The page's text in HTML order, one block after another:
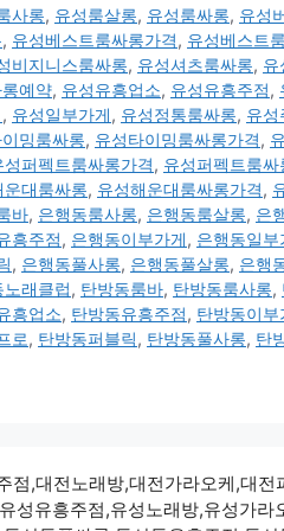
사롱, 유성룸살롱, 유성룸싸롱, 유성
, 유성베스트룸싸롱가격, 유성베스트
비지니스룸싸롱, 유성셔츠룸싸롱, 유
예약, 유성유흥업소, 유성유흥주점,
, 유성일부가게, 유성정통룸싸롱, 유성
밍룸싸롱, 유성타이밍룸싸롱가격,
성퍼펙트룸싸롱가격, 유성퍼펙트룸싸
운대룸싸롱, 유성해운대룸싸롱가격,
바, 은행동룸사롱, 은행동룸살롱, 은
흥주점, 은행동이부가게, 은행동일부
, 은행동풀사롱, 은행동풀살롱, 은행
래클럽, 탄방동룸바, 탄방동룸사롱,
흥업소, 탄방동유흥주점, 탄방동이부
로, 탄방동퍼블릭, 탄방동풀사롱, 탄
,대전노래방,대전가라오케,대
성유흥주점,유성노래방,유성가